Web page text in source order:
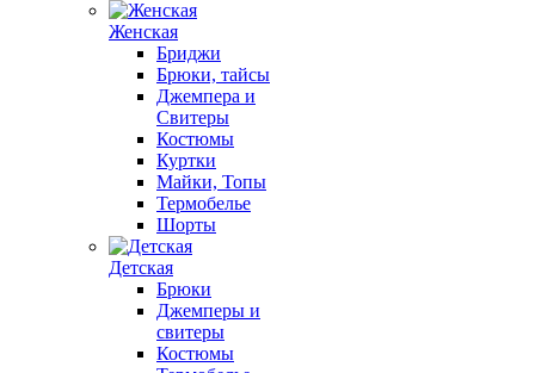
Женская
Бриджи
Брюки, тайсы
Джемпера и
Свитеры
Костюмы
Куртки
Майки, Топы
Термобелье
Шорты
Детская
Брюки
Джемперы и
свитеры
Костюмы